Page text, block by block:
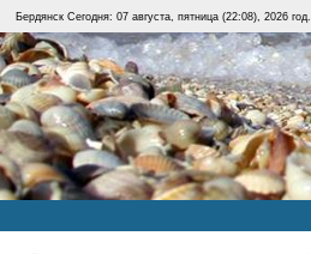
Бердянск Сегодня: 07 августа, пятница (22:08), 2026 год.